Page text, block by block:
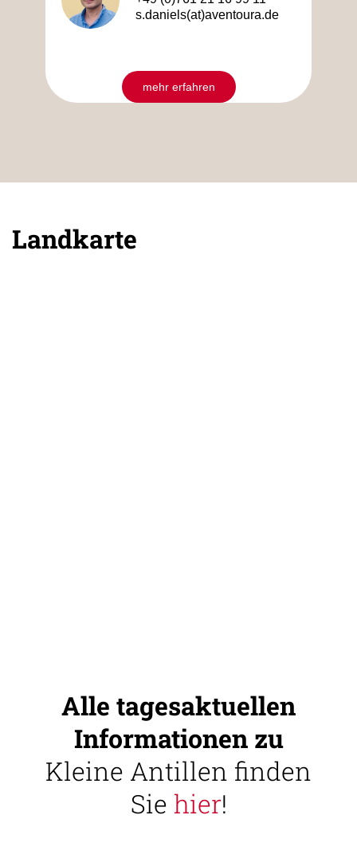
s.daniels(at)aventoura.de
mehr erfahren
Landkarte
Alle tagesaktuellen
Informationen zu
Kleine Antillen finden
Sie hier!